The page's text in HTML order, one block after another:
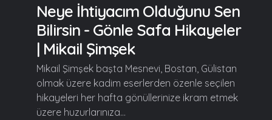
Neye İhtiyacım Olduğunu Sen
Bilirsin - Gönle Safa Hikayeler
| Mikail Şimşek
Mikail Şimşek başta Mesnevi, Bostan, Gülistan
olmak üzere kadim eserlerden özenle seçilen
hikayeleri her hafta gönüllerinize ikram etmek
üzere huzurlarınıza...